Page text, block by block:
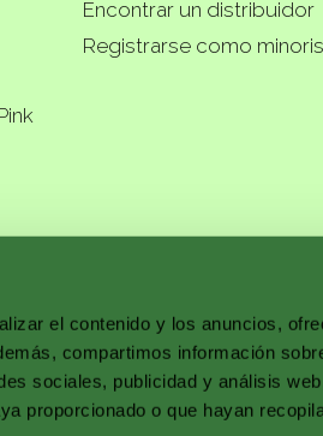
el contenido y los anuncios,
compartimos información
sociales, publicidad y análisis
proporcionado o que hayan
Encontrar un distribuidor
Registrarse como